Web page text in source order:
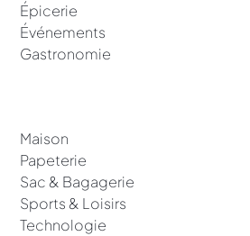
Épicerie
Événements
Gastronomie
Maison
Papeterie
Sac & Bagagerie
Sports & Loisirs
Technologie